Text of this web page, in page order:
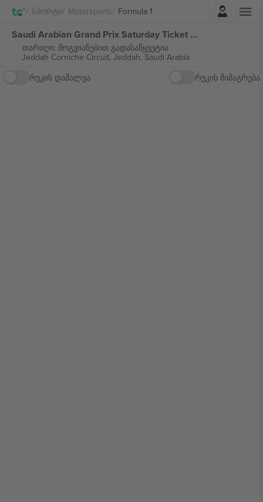
Სპორტი Motorsports Formula 1შესვლა
Saudi Arabian Grand Prix Saturday Ticket Formula 1 ბილეთი
თარიღი: მოგვიანებით გადასაწყვეტია
Jeddah Corniche Circuit, Jeddah, Saudi Arabia
რუკის დამალვა
რუკის მიმაგრება